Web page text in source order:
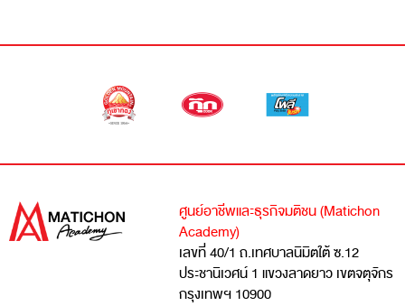
ศูนย์อาชีพและธุรกิจมติชน (Matichon
Academy)
เลขที่ 40/1 ถ.เทศบาลนิมิตใต้ ซ.12
ประชานิเวศน์ 1 แขวงลาดยาว เขตจตุจักร
กรุงเทพฯ 10900